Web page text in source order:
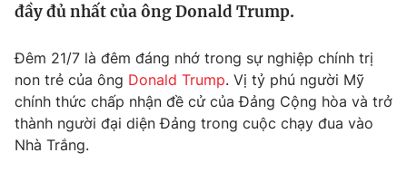
Tin tức
Câu chuyện quốc tế
Kinh tế
Tài chính
Thị trường
Góc doanh nghiệp
Dữ liệu và đời sống
Truyền hình
đầy đủ nhất của ông Donald Trump.
Đêm 21/7 là đêm đáng nhớ trong sự nghiệp chính trị
non trẻ của ông Donald Trump. Vị tỷ phú người Mỹ
chính thức chấp nhận đề cử của Đảng Cộng hòa và trở
thành người đại diện Đảng trong cuộc chạy đua vào
Nhà Trắng.